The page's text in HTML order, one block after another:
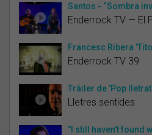
Santos - “Sombra
Enderrock TV — El
Francesc Ribera
Enderrock TV 39
Tràiler de 'Pop
Lletres sentides
"I still haven't found